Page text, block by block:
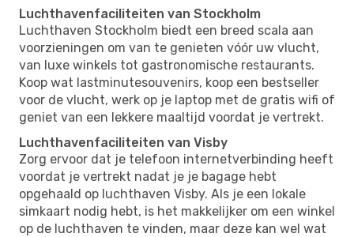
Luchthavenfaciliteiten van Stockholm
Luchthaven Stockholm biedt een breed scala aan
voorzieningen om van te genieten vóór uw vlucht,
van luxe winkels tot gastronomische restaurants.
Koop wat lastminutesouvenirs, koop een bestseller
voor de vlucht, werk op je laptop met de gratis wifi of
geniet van een lekkere maaltijd voordat je vertrekt.
Luchthavenfaciliteiten van Visby
Zorg ervoor dat je telefoon internetverbinding heeft
voordat je vertrekt nadat je je bagage hebt
opgehaald op luchthaven Visby. Als je een lokale
simkaart nodig hebt, is het makkelijker om een ​​winkel
op de luchthaven te vinden, maar deze kan wel wat